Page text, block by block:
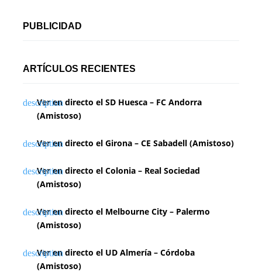
PUBLICIDAD
ARTÍCULOS RECIENTES
Ver en directo el SD Huesca – FC Andorra
(Amistoso)
Ver en directo el Girona – CE Sabadell (Amistoso)
Ver en directo el Colonia – Real Sociedad
(Amistoso)
Ver en directo el Melbourne City – Palermo
(Amistoso)
Ver en directo el UD Almería – Córdoba
(Amistoso)